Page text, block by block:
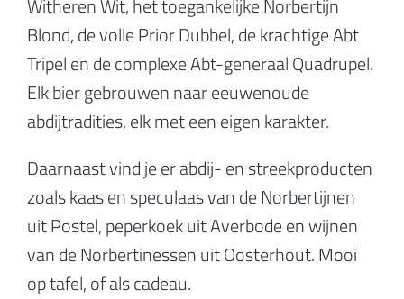
Witheren Wit, het toegankelijke Norbertijn
Blond, de volle Prior Dubbel, de krachtige Abt
Tripel en de complexe Abt-generaal Quadrupel.
Elk bier gebrouwen naar eeuwenoude
abdijtradities, elk met een eigen karakter.
Daarnaast vind je er abdij- en streekproducten
zoals kaas en speculaas van de Norbertijnen
uit Postel, peperkoek uit Averbode en wijnen
van de Norbertinessen uit Oosterhout. Mooi
op tafel, of als cadeau.